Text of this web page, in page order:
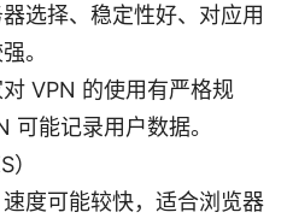
选择、稳定性好、对应用
。
VPN 的使用有严格规
可能记录用户数据。
度可能较快，适合浏览器